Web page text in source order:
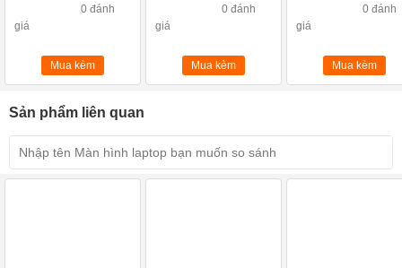
HDMI, USB 3.0,
thẻ SD
0 đánh
giá
Mua kèm
Lightning 7/8 / X /
Xs / Xr / X Max
0 đánh
giá
Mua kèm
0 đánh
giá
Mua kèm
Sản phẩm liên quan